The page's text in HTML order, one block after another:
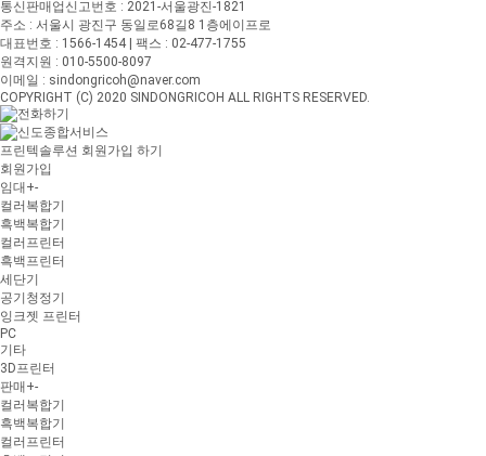
통신판매업신고번호 : 2021-서울광진-1821
주소 : 서울시 광진구 동일로68길8 1층에이프로
대표번호 : 1566-1454 | 팩스 : 02-477-1755
원격지원 : 010-5500-8097
이메일 : sindongricoh@naver.com
COPYRIGHT (C) 2020 SINDONGRICOH ALL RIGHTS RESERVED.
프린텍솔루션 회원가입 하기
회원가입
임대+-
컬러복합기
흑백복합기
컬러프린터
흑백프린터
세단기
공기청정기
잉크젯 프린터
PC
기타
3D프린터
판매+-
컬러복합기
흑백복합기
컬러프린터